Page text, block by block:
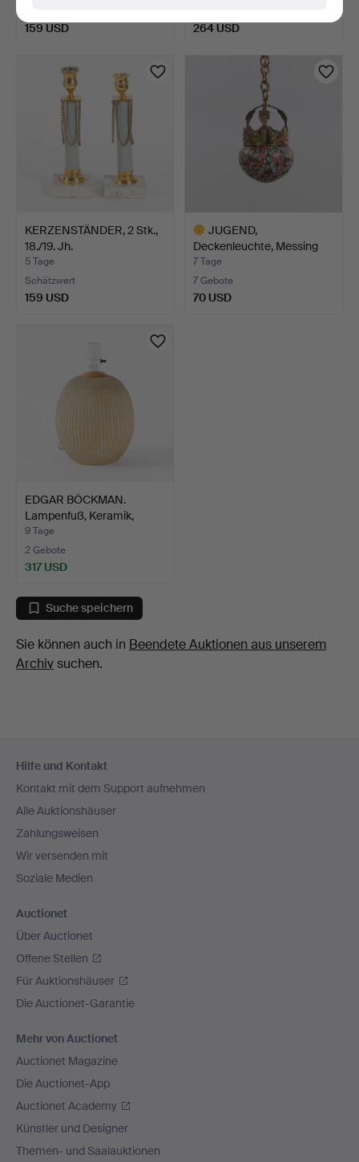
159 USD 264 USD
KERZENSTÄNDER, 2 Stk.,
18./19. Jh.
5 Tage
Schätzwert
159 USD
JUGEND,
Deckenleuchte, Messing
mit Glaskup…
7 Tage
7 Gebote
70 USD
EDGAR BÖCKMAN.
Lampenfuß, Keramik,
1930er/…
9 Tage
2 Gebote
317 USD
Suche speichern
Sie können auch in Beendete Auktionen aus unserem
Archivsuchen.
Navigation
Hilfe und Kontakt
Kontakt mit dem Support aufnehmen
Alle Auktionshäuser
Zahlungsweisen
Wir versenden mit
Soziale Medien
Auctionet
Über Auctionet
Offene Stellen
Für Auktionshäuser
Die Auctionet-Garantie
Mehr von Auctionet
Auctionet Magazine
Die Auctionet-App
Auctionet Academy
Künstler und Designer
Themen- und Saalauktionen